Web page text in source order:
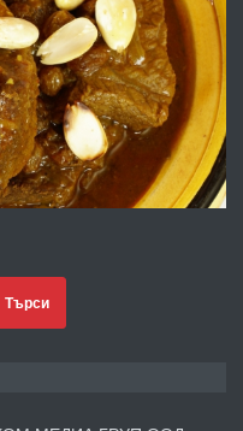
Орфей
преди 3 дни
на ул. Липа до
Търси